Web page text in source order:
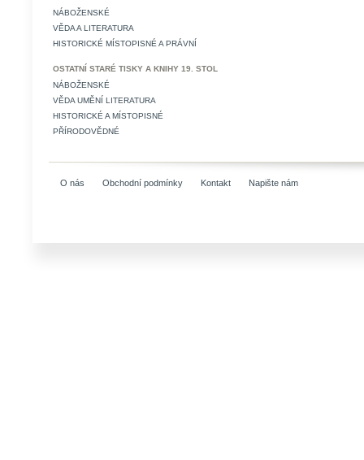
NÁBOŽENSKÉ
VĚDA A LITERATURA
HISTORICKÉ MÍSTOPISNÉ A PRÁVNÍ
OSTATNÍ STARÉ TISKY A KNIHY 19. STOL
NÁBOŽENSKÉ
VĚDA UMĚNÍ LITERATURA
HISTORICKÉ A MÍSTOPISNÉ
PŘÍRODOVĚDNÉ
O nás Obchodní podmínky Kontakt Napište nám